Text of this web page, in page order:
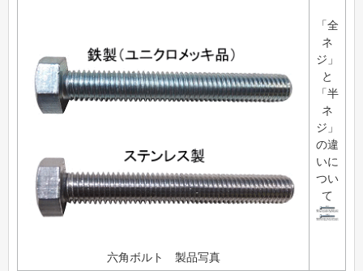
六角ボルト 製品写真
「全
ネ
ジ」
と
「半
ネ
ジ」
の違
いに
つい
て